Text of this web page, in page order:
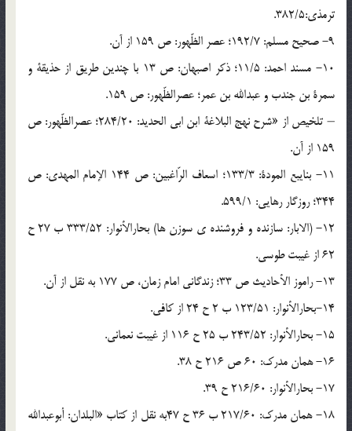
ترمذی:382/5.
9- صحیح مسلم: 192/7؛ عصر الظّهور: ص 159 از آن.
10- مسند احمد: 11/5؛ ذکر اصبهان: ص 13 با چندین طریق از حذیقة و
سمرة بن جندب و عبدالله بن عمر؛ عصرالظّهور: ص 159.
– تلخیص از «شرح نهج البلاغة ابن ابی الحدید: 284/20؛ عصرالظّهور: ص
159 از آن.
11- بنایبع المودة: 133/3؛ اسعاف الرّاغبین: ص 144 الإمام المهدی: ص
344؛ روزگار رهایی: 599/1.
12- (الابار: سازنده و فروشنده ی سوزن ها) بحارالأنوار: 333/52 ب 27 ح
62 از غیبت طوسی.
13- راموز الأحادیث ص 33؛ زندگانی امام زمان، ص 177 به نقل از آن.
14-بحارالأنوار: 123/51 ب 2 ح 24 از کافی.
15- بحارالأنوار: 243/52 ب 25 ح 116 از غیبت نعمانی.
16- همان مدرک: 60 ص 216 ح 38.
17- بحارالأنوار: 216/60 ح 39.
18- همان مدرک: 217/60 ب 36 ح 47به نقل از کتاب «البلدان: أبوعبدالله